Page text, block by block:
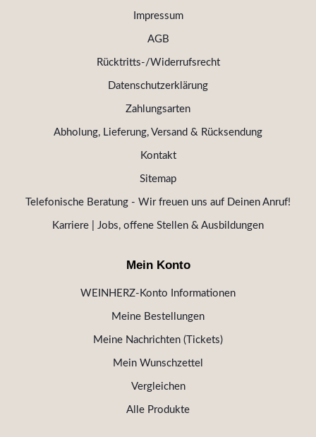
Impressum
AGB
Rücktritts-/Widerrufsrecht
Datenschutzerklärung
Zahlungsarten
Abholung, Lieferung, Versand & Rücksendung
Kontakt
Sitemap
Telefonische Beratung - Wir freuen uns auf Deinen Anruf!
Karriere | Jobs, offene Stellen & Ausbildungen
Mein Konto
WEINHERZ-Konto Informationen
Meine Bestellungen
Meine Nachrichten (Tickets)
Mein Wunschzettel
Vergleichen
Alle Produkte